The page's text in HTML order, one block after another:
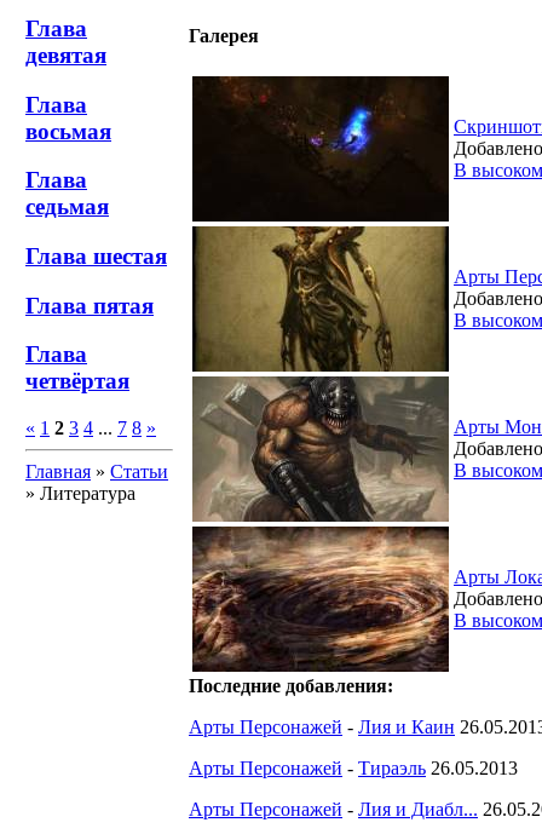
Глава
девятая
Глава
восьмая
Глава
седьмая
Глава шестая
Глава пятая
Глава
четвёртая
« 1 2 3 4 ... 7 8 »
Главная » Статьи
» Литература
Галерея
В
Арты
В
Арты
В
Арты
В
Последние добавления:
Арты Персонажей - Лия и Каин
Арты Персонажей - Тираэль 26.05.2013
Арты Персонажей - Лия и Диабл...